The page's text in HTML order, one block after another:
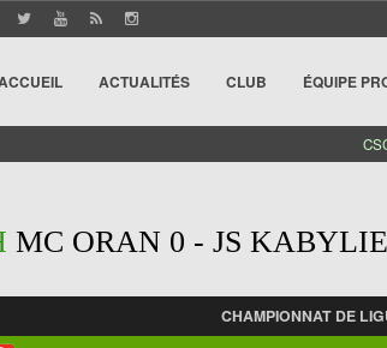
ACTUALITÉS CLUB ÉQUIPE
MC ORAN 0 - JS
CHAMPIONNAT DE